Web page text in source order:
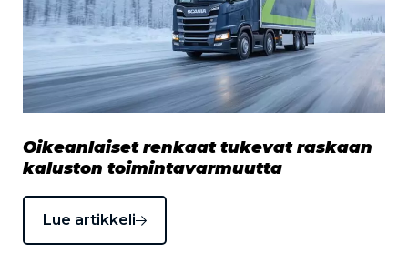
Oikeanlaiset renkaat tukevat raskaan
kaluston toimintavarmuutta
Lue artikkeli